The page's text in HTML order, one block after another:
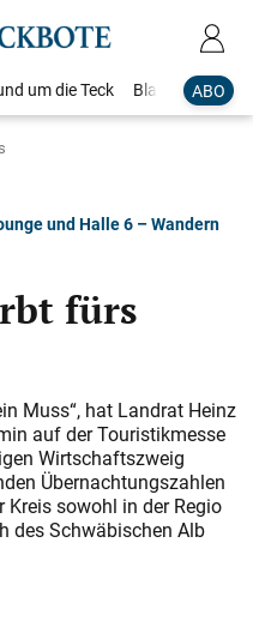
ABO
um die Teck Blaulicht
und Halle 6 – Wandern
fürs
Muss“, hat Landrat Heinz
auf der Touristikmesse
Wirtschaftszweig
Übernachtungszahlen
sowohl in der Regio
des Schwäbischen Alb